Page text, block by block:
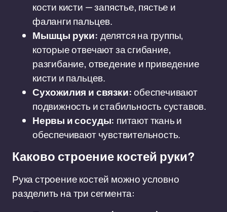
кости кисти — запястье, пястье и
фаланги пальцев.
Мышцы руки: делятся на группы,
которые отвечают за сгибание,
разгибание, отведение и приведение
кисти и пальцев.
Сухожилия и связки:обеспечивают
подвижность и стабильность суставов.
Нервы и сосуды: питают ткань и
обеспечивают чувствительность.
Каково строение костей руки?
Рука строение костей можно условно
разделить на три сегмента: